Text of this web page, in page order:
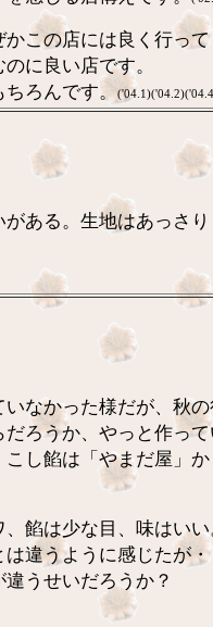
かこの店には良く行っ
に良い店です。
ろんです。
がある。生地はあっさ
いなかった様だが、秋
だろうか、やっと作っ
こし餡は「やまだ屋」
、餡は少な目、味はい
は違うように感じたが
うせいだろうか？